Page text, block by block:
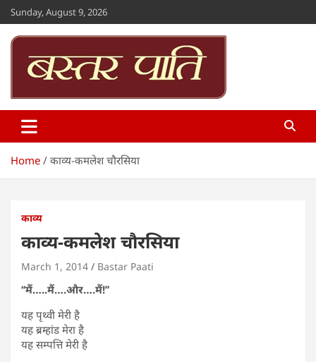
Skip
to
content
Sunday, August 9, 2026
Bastar Paati
Home काव्य-कमलेश चौरसिया
काव्य
काव्य-कमलेश चौरसिया
March 1, 2014 Bastar Paati
‘‘मैं…..मैं….और….मैं!’’
यह पृथ्वी मेरी है
यह ब्रम्हांड मेरा है
यह सम्पत्ति मेरी है